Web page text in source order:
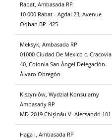
Rabat, Ambasada RP
10 000 Rabat - Agdal 23, Avenue
Oqbah BP. 425
Meksyk, Ambasada RP
01000 Ciudad De Mexico c. Cracovia
40, Colonia San Ángel Delegación
Álvaro Obregón
Kiszyniów, Wydział Konsularny
Ambasady RP
MD-2019 Chişinău V. Alecsandri 101
Haga I, Ambasada RP